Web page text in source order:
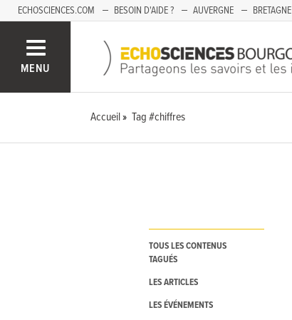
ECHOSCIENCES.COM BESOIN D'AIDE ? AUVERGNE BRETAGNE
MENU
Accueil Tag #chiffres
TOUS LES CONTENUS
TAGUÉS
LES ARTICLES
LES ÉVÉNEMENTS